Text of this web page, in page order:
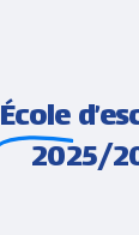
École
2025/